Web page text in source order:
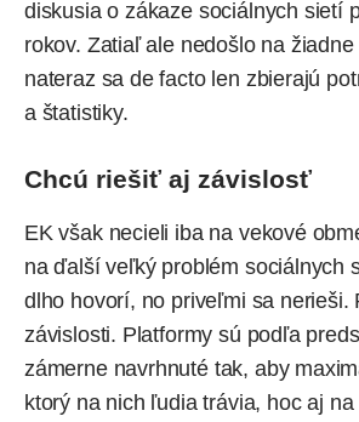
diskusia o zákaze sociálnych sietí
rokov. Zatiaľ ale nedošlo na
nateraz sa de facto len zbierajú
a štatistiky.
Chcú riešiť aj závislosť
EK však necieli iba na vekové
na ďalší veľký problém sociálnych
dlho hovorí, no priveľmi sa nerieši.
závislosti. Platformy sú podľa
zámerne navrhnuté tak, aby
ktorý na nich ľudia trávia, hoc aj